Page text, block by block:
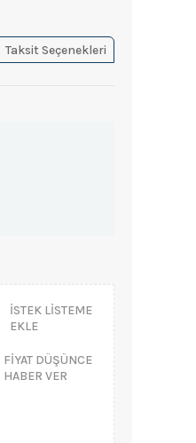
Taksit Seçenekleri
İSTEK LISTEME
EKLE
FIYAT DÜŞÜNCE
HABER VER